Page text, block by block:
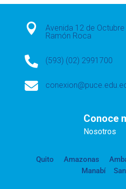

Avenida 12 de
Ramón Roca
 (593) (02) 2991700

Conoce
Nosotros
Quito Amazonas
Manabí